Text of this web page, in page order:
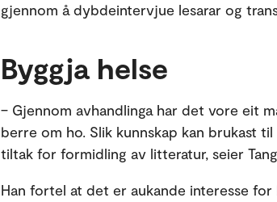
gjennom å dybdeintervjue lesarar og
Byggja helse
– Gjennom avhandlinga har det vore eit
berre om ho. Slik kunnskap kan brukast
tiltak for formidling av litteratur, seier
Han fortel at det er aukande interesse